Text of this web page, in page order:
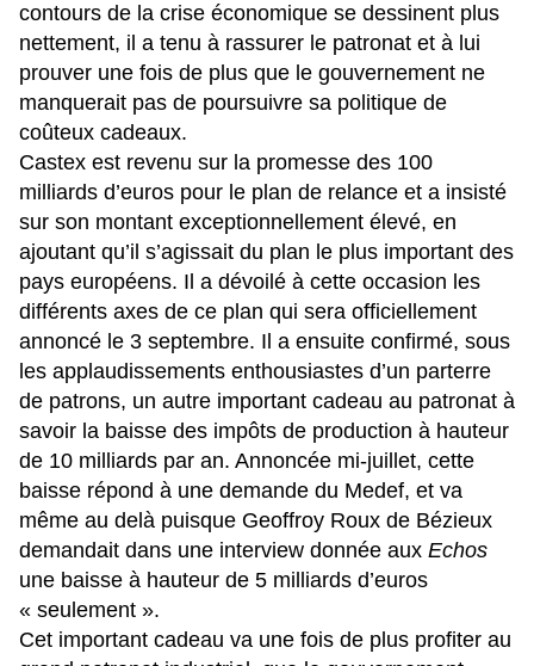
contours de la crise économique se dessinent plus
nettement, il a tenu à rassurer le patronat et à lui
prouver une fois de plus que le gouvernement ne
manquerait pas de poursuivre sa politique de
coûteux cadeaux.
Castex est revenu sur la promesse des 100
milliards d’euros pour le plan de relance et a insisté
sur son montant exceptionnellement élevé, en
ajoutant qu’il s’agissait du plan le plus important des
pays européens. Il a dévoilé à cette occasion les
différents axes de ce plan qui sera officiellement
annoncé le 3 septembre. Il a ensuite confirmé, sous
les applaudissements enthousiastes d’un parterre
de patrons, un autre important cadeau au patronat à
savoir la baisse des impôts de production à hauteur
de 10 milliards par an. Annoncée mi-juillet, cette
baisse répond à une demande du Medef, et va
même au delà puisque Geoffroy Roux de Bézieux
demandait dans une interview donnée aux Echos
une baisse à hauteur de 5 milliards d’euros
« seulement ».
Cet important cadeau va une fois de plus profiter au